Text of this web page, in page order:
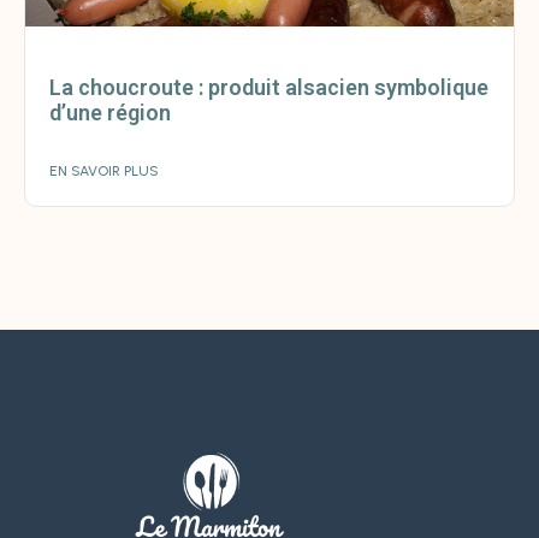
La choucroute : produit alsacien symbolique
d’une région
EN SAVOIR PLUS